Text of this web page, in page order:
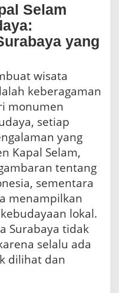
Selam
yang
wisata
keberagaman
monumen
setiap
yang
Kapal Selam,
tentang
sementara
menampilkan
lokal.
Surabaya tidak
selalu ada
dilihat dan